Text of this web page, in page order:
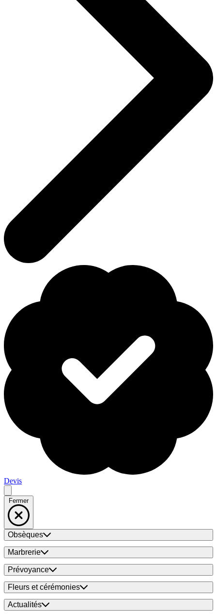
Devis
Fermer
Obsèques
Marbrerie
Prévoyance
Fleurs et cérémonies
Actualités